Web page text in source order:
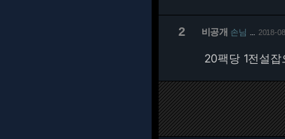
2 비공개 손님 2018-
20팩당 1전설